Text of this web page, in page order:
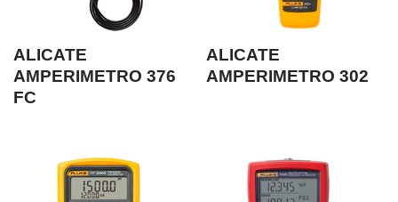
ALICATE
AMPERIMETRO 376
FC
ALICATE
AMPERIMETRO 302